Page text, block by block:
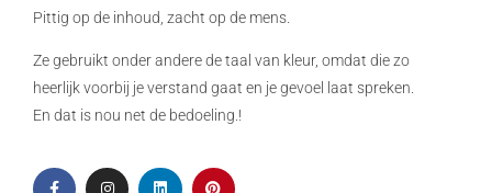
Pittig op de inhoud, zacht op de mens.
Ze gebruikt onder andere de taal van kleur, omdat die zo
heerlijk voorbij je verstand gaat en je gevoel laat spreken.
En dat is nou net de bedoeling.!